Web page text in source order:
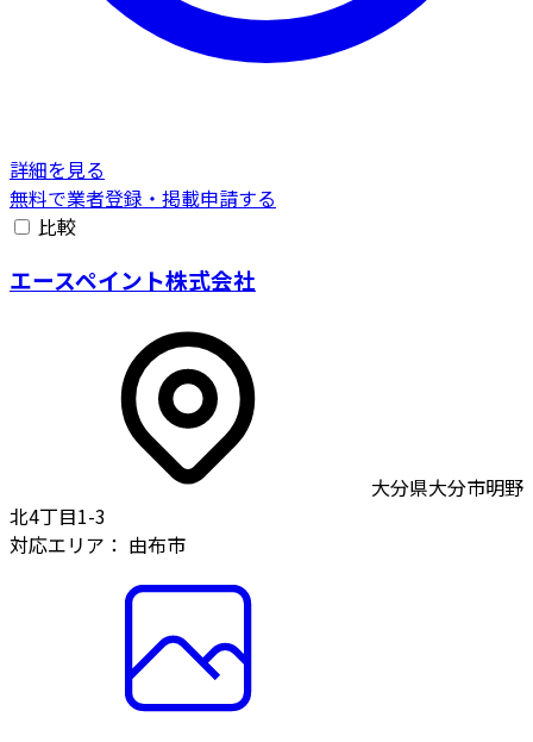
詳細を見る
無料で業者登録・掲載申請する
比較
エースペイント株式会社
大分県大分市明野
北4丁目1-3
対応エリア： 由布市